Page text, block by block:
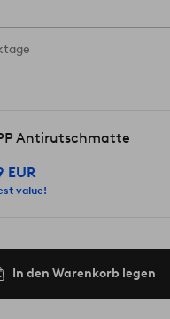
Antirutschmatte
EUR
value!
In den Warenkorb legen